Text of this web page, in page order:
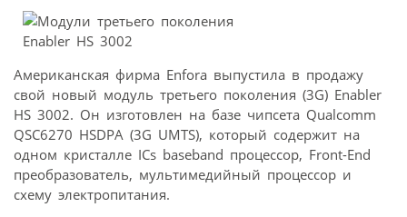
Американская фирма Enfora выпустила в продажу
свой новый модуль третьего поколения (3G) Enabler
HS 3002. Он изготовлен на базе чипсета Qualcomm
QSC6270 HSDPA (3G UMTS), который содержит на
одном кристалле ICs baseband процессор, Front-End
преобразователь, мультимедийный процессор и
схему электропитания.